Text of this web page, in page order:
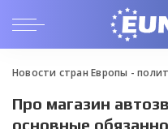
Новости стран Европы -
Про магазин
основные